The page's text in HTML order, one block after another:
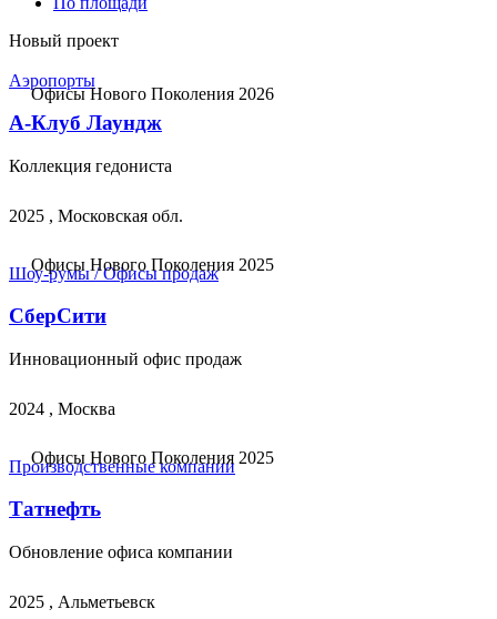
Новый проект
Офисы Нового Поколения 2026
Аэропорты
А-Клуб Лаундж
Коллекция гедониста
2025 , Московская обл.
Офисы Нового Поколения 2025
Шоу-румы / Офисы продаж
СберСити
Инновационный офис продаж
2024 , Москва
Офисы Нового Поколения 2025
Производственные компании
Татнефть
Обновление офиса компании
2025 , Альметьевск